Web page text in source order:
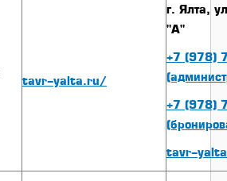
tavr-yalta.ru/
г. Ялта,
"А"
+7 (978)
+7 (978)
tavr-